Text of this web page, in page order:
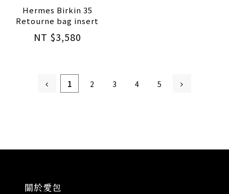
Hermes Birkin 35
Retourne bag insert
NT $3,580
1 2 3 4 5
關於愛包